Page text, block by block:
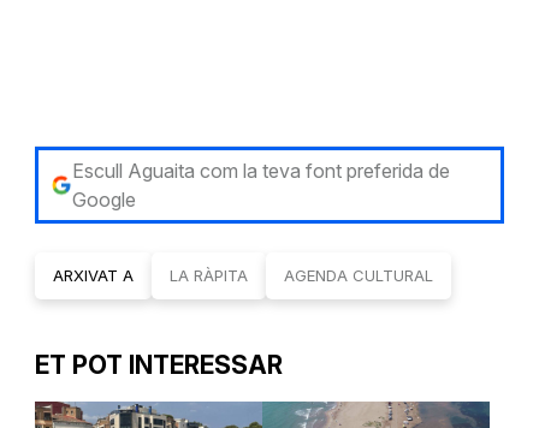
Escull Aguaita com la teva font preferida de
Google
ARXIVAT A LA RÀPITA AGENDA CULTURAL
ET POT INTERESSAR